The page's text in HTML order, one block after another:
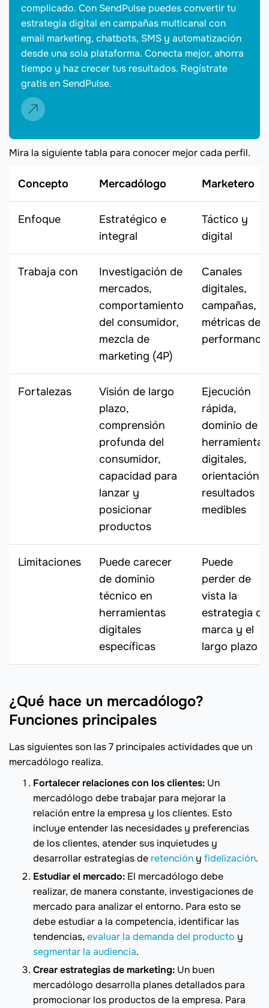
complicado. Con SendPulse puedes convertir tu
estrategia digital en campañas multicanal con
email marketing, chatbots, SMS y automatización
desde una sola plataforma. Conecta mejor, ahorra
tiempo y haz crecer tus resultados. Regístrate
gratis en SendPulse.
Mira la siguiente tabla para conocer mejor cada perfil.
Concepto Mercadólogo Marketero
Enfoque
Estratégico e
integral
Táctico y
digital
Trabaja con
Investigación de
mercados,
comportamiento
del consumidor,
mezcla de
marketing (4P)
Canales
digitales,
campañas,
métricas de
performance
Fortalezas
Visión de largo
plazo,
comprensión
profunda del
consumidor,
capacidad para
lanzar y
posicionar
productos
Ejecución
rápida,
dominio de
herramientas
digitales,
orientación a
resultados
medibles
Limitaciones
Puede carecer
de dominio
técnico en
herramientas
digitales
específicas
Puede
perder de
vista la
estrategia de
marca y el
largo plazo
¿Qué hace un mercadólogo?
Funciones principales
Las siguientes son las 7 principales actividades que un
mercadólogo realiza.
Fortalecer relaciones con los clientes: Un
mercadólogo debe trabajar para mejorar la
relación entre la empresa y los clientes. Esto
incluye entender las necesidades y preferencias
de los clientes, atender sus inquietudes y
desarrollar estrategias de retención y fidelización.
Estudiar el mercado: El mercadólogo debe
realizar, de manera constante, investigaciones de
mercado para analizar el entorno. Para esto se
debe estudiar a la competencia, identificar las
tendencias, evaluar la demanda del producto y
segmentar la audiencia.
Crear estrategias de marketing: Un buen
mercadólogo desarrolla planes detallados para
promocionar los productos de la empresa. Para